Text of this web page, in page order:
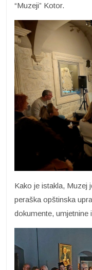
“Muzeji” Kotor.
Kako je istakla, Muzej
peraška opštinska
dokumente,